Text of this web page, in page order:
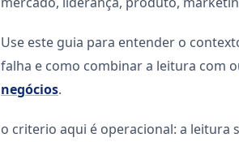
Use este guia para entender o
falha e como combinar a leitura com
negócios.
o criterio aqui é operacional: a leitura